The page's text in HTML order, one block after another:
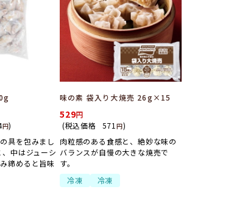
円)
具を包みまし
中はジューシ
締めると旨味
味の素 袋入り大焼売 26g×15
529
(税込価格 571円)
肉粒感のある食感と、絶妙な味の
バランスが自慢の大きな焼売で
す。
冷凍
冷凍